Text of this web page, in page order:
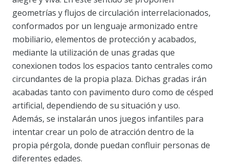
geometrías y flujos de circulación interrelacionados,
conformados por un lenguaje armonizado entre
mobiliario, elementos de protección y acabados,
mediante la utilización de unas gradas que
conexionen todos los espacios tanto centrales como
circundantes de la propia plaza. Dichas gradas irán
acabadas tanto con pavimento duro como de césped
artificial, dependiendo de su situación y uso.
Además, se instalarán unos juegos infantiles para
intentar crear un polo de atracción dentro de la
propia pérgola, donde puedan confluir personas de
diferentes edades.